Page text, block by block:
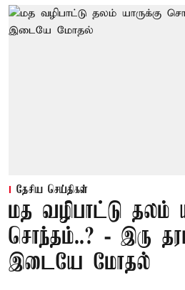
தேசிய செய்திகள்
மத வழிபாட்டு தலம்
சொந்தம்..? - இரு
இடையே மோதல்